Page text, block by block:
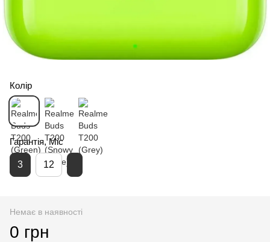
Колір
Гарантія, Міс
3 12
Немає в наявності
0 грн